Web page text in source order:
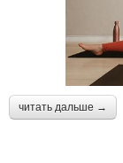
читать дальше →